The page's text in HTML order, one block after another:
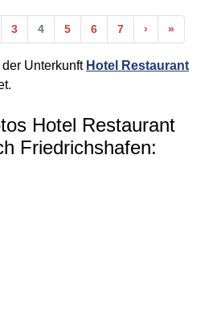
3 4 5 6 7 › Nächste
»
Unterkunft Hotel Restaurant
Hotel Restaurant
Friedrichshafen: